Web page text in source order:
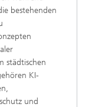
bestehenden
städtischen
KI-
und